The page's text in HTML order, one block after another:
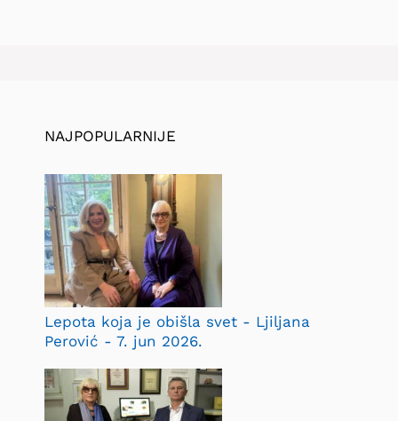
NAJPOPULARNIJE
Lepota koja je obišla svet - Ljiljana
Perović - 7. jun 2026.